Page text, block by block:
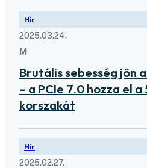
Hír
2025.03.24.
M
Brutális sebesség jön
– a PCIe 7.0 hozza el a
korszakát
Hír
2025.02.27.